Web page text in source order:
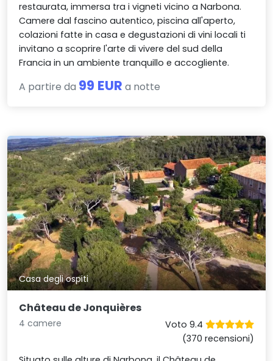
restaurata, immersa tra i vigneti vicino a Narbona.
Camere dal fascino autentico, piscina all'aperto,
colazioni fatte in casa e degustazioni di vini locali ti
invitano a scoprire l'arte di vivere del sud della
Francia in un ambiente tranquillo e accogliente.
A partire da 99 EUR a notte
Casa degli ospiti
Château de Jonquières
4 camere
Voto 9.4
(370 recensioni)